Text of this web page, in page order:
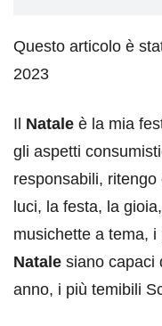
Questo articolo è
2023
Il Natale è la mia
gli aspetti
responsabili, ritengo
luci, la festa, la
musichette a tema,
Natale siano capaci
anno, i più temibili